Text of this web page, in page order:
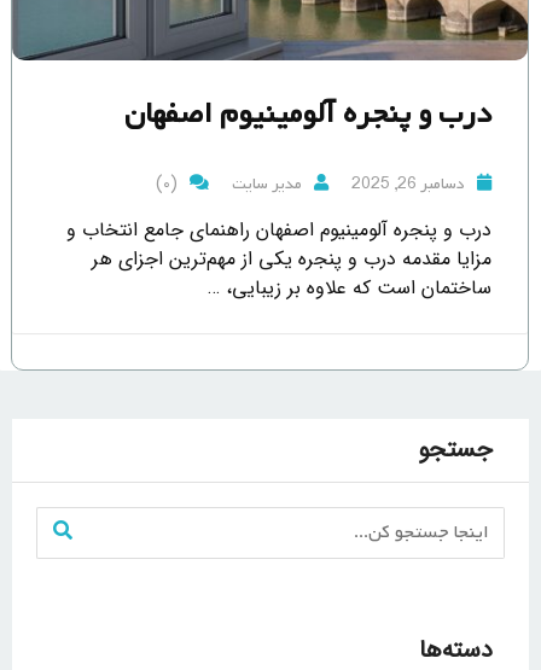
درب و پنجره آلومینیوم اصفهان
دسامبر 26, 2025 مدیر سایت (0)
درب و پنجره آلومینیوم اصفهان راهنمای جامع انتخاب و
مزایا مقدمه درب و پنجره یکی از مهم‌ترین اجزای هر
ساختمان است که علاوه بر زیبایی، …
جستجو
دسته‌ها